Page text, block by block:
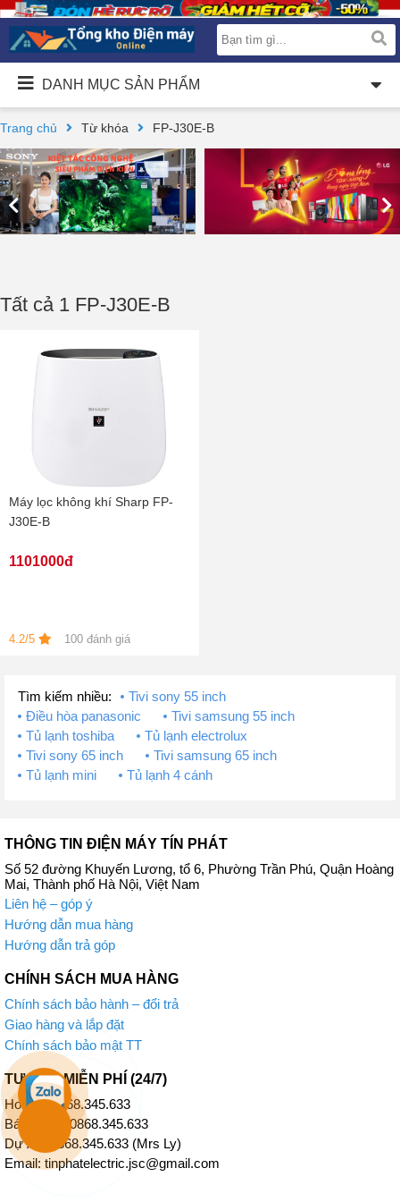
DANH MỤC SẢN PHẨM
Trang chủ Từ khóa FP-J30E-B
Tất cả 1 FP-J30E-B
Máy lọc không khí Sharp FP-
J30E-B
1101000đ
4.2/5 100 đánh giá
Tìm kiếm nhiều:
Tivi sony 55 inch
Điều hòa panasonic
Tivi samsung 55 inch
Tủ lạnh toshiba
Tủ lạnh electrolux
Tivi sony 65 inch
Tivi samsung 65 inch
Tủ lạnh mini
Tủ lạnh 4 cánh
THÔNG TIN ĐIỆN MÁY TÍN PHÁT
Số 52 đường Khuyến Lương, tổ 6, Phường Trần Phú, Quận Hoàng
Mai, Thành phố Hà Nội, Việt Nam
Liên hệ – góp ý
Hướng dẫn mua hàng
Hướng dẫn trả góp
CHÍNH SÁCH MUA HÀNG
Chính sách bảo hành – đổi trả
Giao hàng và lắp đặt
Chính sách bảo mật TT
TƯ VẤN MIỄN PHÍ (24/7)
Hotline: 0868.345.633
Bán Hàng: 0868.345.633
Dự Án: 0868.345.633 (Mrs Ly)
Email: tinphatelectric.jsc@gmail.com